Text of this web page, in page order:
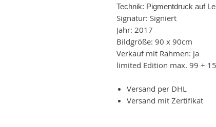
Technik: Pigmentdruck auf
Signatur: Signiert
Jahr: 2017
Bildgröße: 90 x 90cm
Verkauf mit Rahmen: ja
limited Edition max. 99 +
Versand per DHL
Versand mit Zertifikat